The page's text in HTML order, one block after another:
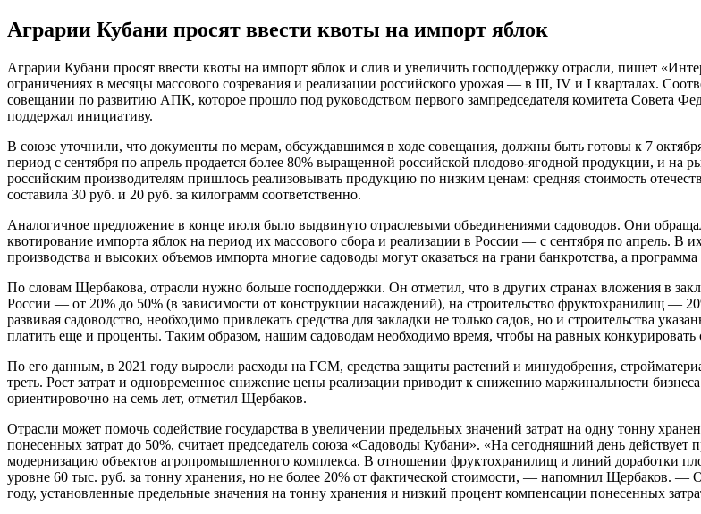
Аграрии Кубани просят ввести квоты на импорт яблок
Аграрии Кубани просят ввести квоты на импорт яблок и слив и увеличить господдержку отрасли, пишет
ограничениях в месяцы массового созревания и реализации российского урожая — в III, IV и I кварталах.
совещании по развитию АПК, которое прошло под руководством первого зампредседателя комитета Совета
поддержал инициативу.
В союзе уточнили, что документы по мерам, обсуждавшимся в ходе совещания, должны быть готовы к 7
период с сентября по апрель продается более 80% выращенной российской плодово-ягодной продукции, и на
российским производителям пришлось реализовывать продукцию по низким ценам: средняя стоимость
составила 30 руб. и 20 руб. за килограмм соответственно.
Аналогичное предложение в конце июля было выдвинуто отраслевыми объединениями садоводов. Они
квотирование импорта яблок на период их массового сбора и реализации в России — с сентября по апрель. В
производства и высоких объемов импорта многие садоводы могут оказаться на грани банкротства, а
По словам Щербакова, отрасли нужно больше господдержки. Он отметил, что в других странах вложения в
России — от 20% до 50% (в зависимости от конструкции насаждений), на строительство фруктохранилищ —
развивая садоводство, необходимо привлекать средства для закладки не только садов, но и строительства
платить еще и проценты. Таким образом, нашим садоводам необходимо время, чтобы на равных
По его данным, в 2021 году выросли расходы на ГСМ, средства защиты растений и минудобрения,
треть. Рост затрат и одновременное снижение цены реализации приводит к снижению маржинальности
ориентировочно на семь лет, отметил Щербаков.
Отрасли может помочь содействие государства в увеличении предельных значений затрат на одну тонну
понесенных затрат до 50%, считает председатель союза «Садоводы Кубани». «На сегодняшний день
модернизацию объектов агропромышленного комплекса. В отношении фруктохранилищ и линий доработки
уровне 60 тыс. руб. за тонну хранения, но не более 20% от фактической стоимости, — напомнил Щербаков. —
году, установленные предельные значения на тонну хранения и низкий процент компенсации понесенных